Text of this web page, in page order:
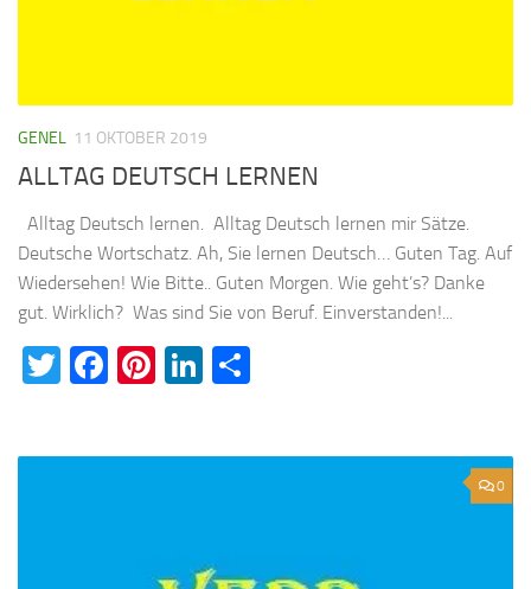
GENEL 11 OKTOBER 2019
ALLTAG DEUTSCH LERNEN
Alltag Deutsch lernen. Alltag Deutsch lernen mir Sätze.
Deutsche Wortschatz. Ah, Sie lernen Deutsch… Guten Tag. Auf
Wiedersehen! Wie Bitte.. Guten Morgen. Wie geht’s? Danke
gut. Wirklich? Was sind Sie von Beruf. Einverstanden!...
Twitter
Facebook
Pinterest
LinkedIn
0